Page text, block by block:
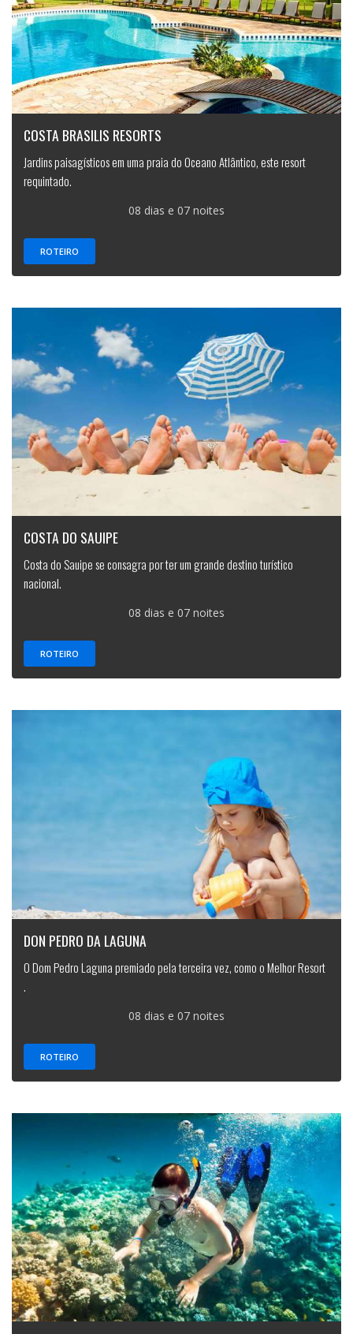
COSTA BRASILIS RESORTS
Jardins paisagísticos em uma praia do Oceano Atlântico, este resort
requintado.
08 dias e 07 noites
ROTEIRO
COSTA DO SAUIPE
Costa do Sauipe se consagra por ter um grande destino turístico
nacional.
08 dias e 07 noites
ROTEIRO
DON PEDRO DA LAGUNA
O Dom Pedro Laguna premiado pela terceira vez, como o Melhor Resort
.
08 dias e 07 noites
ROTEIRO